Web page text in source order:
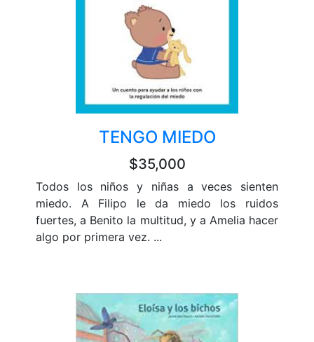
TENGO MIEDO
$35,000
Todos los niños y niñas a veces sienten
miedo. A Filipo le da miedo los ruidos
fuertes, a Benito la multitud, y a Amelia hacer
algo por primera vez. ...